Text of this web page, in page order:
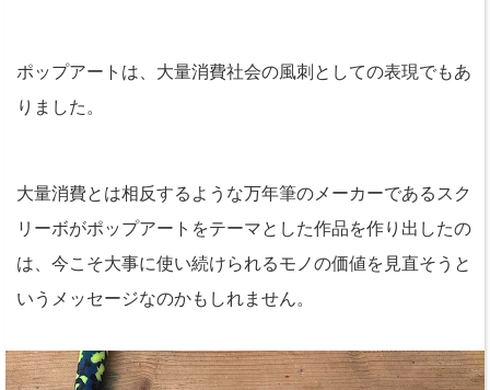
ポップアートは、大量消費社会の風刺としての表現でもあ
りました。
大量消費とは相反するような万年筆のメーカーであるスク
リーボがポップアートをテーマとした作品を作り出したの
は、今こそ大事に使い続けられるモノの価値を見直そうと
いうメッセージなのかもしれません。